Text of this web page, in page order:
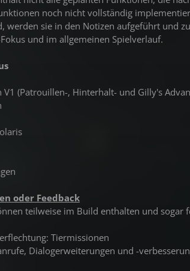
noch nicht vollständig
werden sie in den Notizen aufgeführt und
und im allgemeinen Spielverlauf.
(Patrouillen-, Hinterhalt- und Gilly's
oder Feedback
teilweise im Build enthalten und
Tiermissionen
Dialogerweiterungen und -